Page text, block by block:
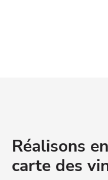
Réalisons
carte des